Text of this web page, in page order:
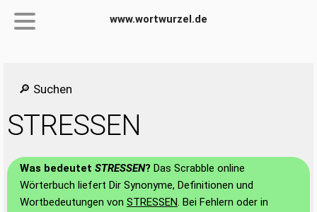
www.wortwurzel.de
🔎 Suchen
STRESSEN
Was bedeutet STRESSEN? Das Scrabble online
Wörterbuch liefert Dir Synonyme, Definitionen und
Wortbedeutungen von STRESSEN. Bei Fehlern oder in